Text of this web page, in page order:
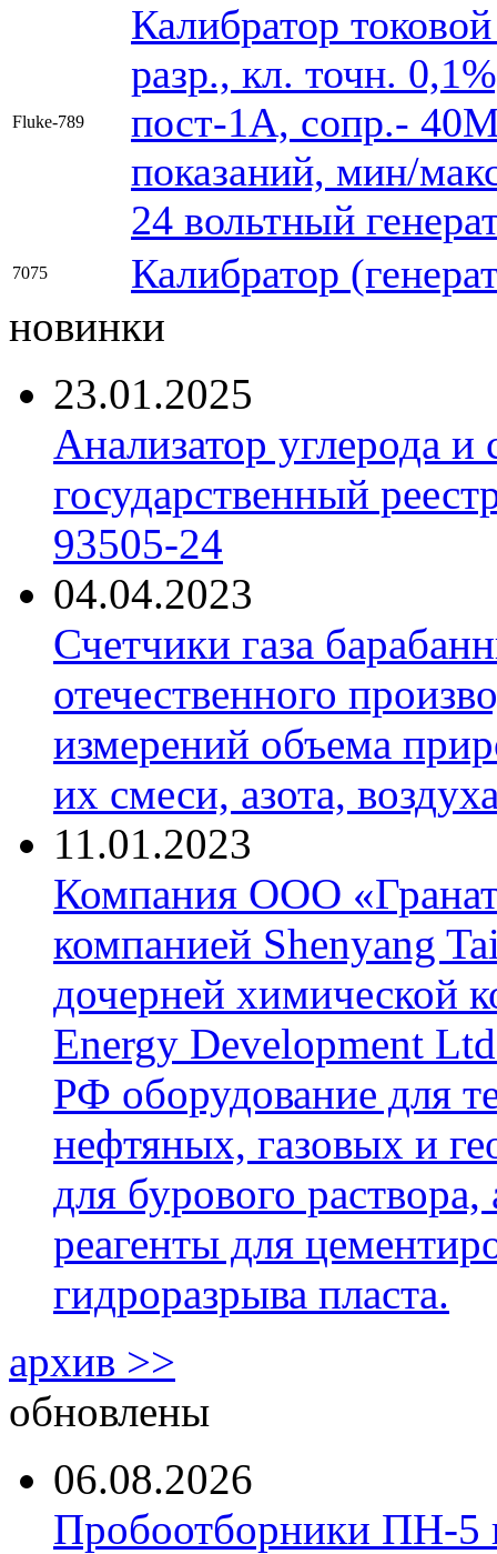
Fluke-789
Калибратор
разр., кл. точн.
пост-1А, сопр.-
показаний, мин/
24 вольтный
7075 Калибратор
новинки
23.01.2025
Анализатор углерода
государственный
93505-24
04.04.2023
Счетчики газа
отечественного
измерений объема
их смеси, азота,
11.01.2023
Компания ООО
компанией Shenyang
дочерней химической
Energy Development
РФ оборудование для
нефтяных, газовых и
для бурового
реагенты для
гидроразрыва пласта.
архив >>
обновлены
06.08.2026
Пробоотборники ПН-